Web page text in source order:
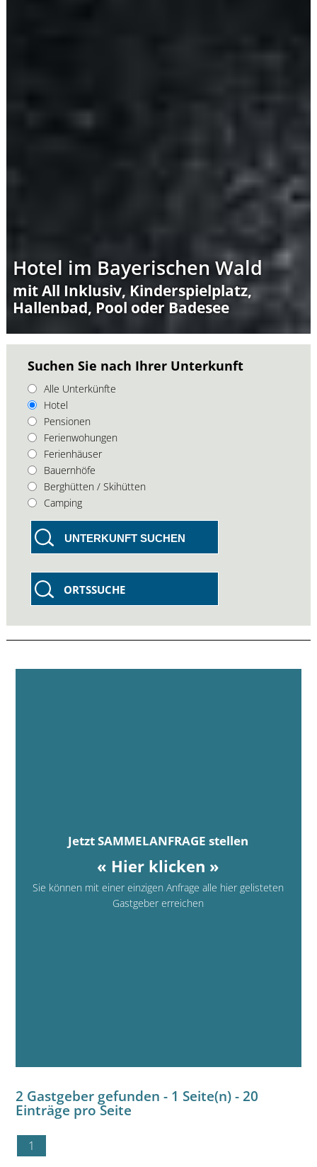
Hotel im Bayerischen Wald
mit All Inklusiv, Kinderspielplatz,
Hallenbad, Pool oder Badesee
Suchen Sie nach Ihrer Unterkunft
Alle Unterkünfte
Hotel
Pensionen
Ferienwohungen
Ferienhäuser
Bauernhöfe
Berghütten / Skihütten
Camping
UNTERKUNFT SUCHEN
ORTSSUCHE
Jetzt SAMMELANFRAGE stellen
« Hier klicken »
Sie können mit einer einzigen Anfrage alle hier gelisteten
Gastgeber erreichen
2 Gastgeber gefunden - 1 Seite(n) - 20
Einträge pro Seite
1